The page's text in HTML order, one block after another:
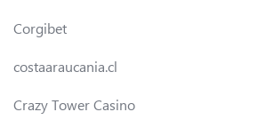
Corgibet
costaaraucania.cl
Crazy Tower Сasino